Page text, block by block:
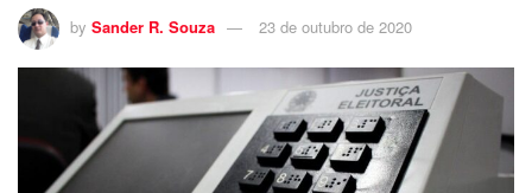
by Sander R. Souza 23 de outubro de 2020